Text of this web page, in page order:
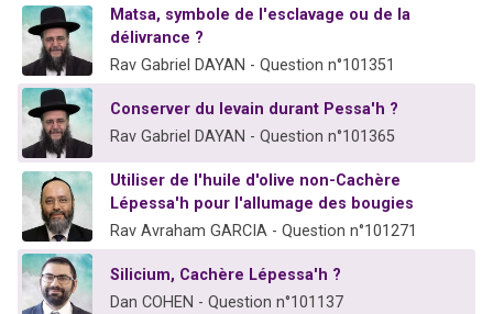
Matsa, symbole de l'esclavage ou de la
délivrance ?
Rav Gabriel DAYAN - Question n°101351
Conserver du levain durant Pessa'h ?
Rav Gabriel DAYAN - Question n°101365
Utiliser de l'huile d'olive non-Cachère
Lépessa'h pour l'allumage des bougies
Rav Avraham GARCIA - Question n°101271
Silicium, Cachère Lépessa'h ?
Dan COHEN - Question n°101137